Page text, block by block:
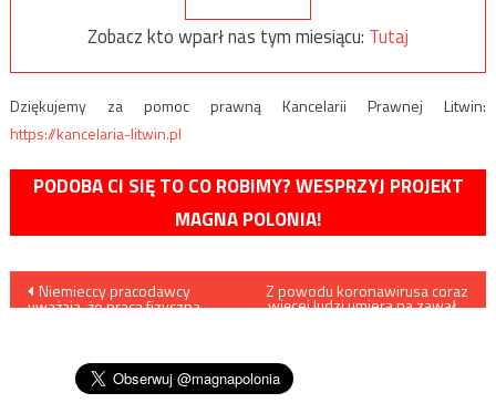
Zobacz kto wparł nas tym miesiącu: Tutaj
Dziękujemy za pomoc prawną Kancelarii Prawnej Litwin:
https://kancelaria-litwin.pl
PODOBA CI SIĘ TO CO ROBIMY? WESPRZYJ PROJEKT
MAGNA POLONIA!
Nawigacja
Niemieccy pracodawcy
uważają, że praca fizyczna
Z powodu koronawirusa coraz
więcej ludzi umiera na zawał…